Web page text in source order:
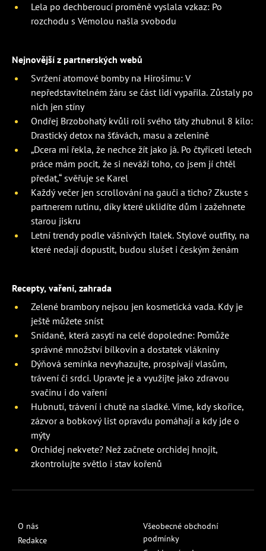
Lela po dechberoucí proměně vyslala vzkaz: Po
rozchodu s Vémolou našla svobodu
Nejnovější z partnerských webů
Svržení atomové bomby na Hirošimu: V
nepředstavitelném žáru se část lidí vypařila. Zůstaly po
nich jen stíny
Ondřej Brzobohatý kvůli roli svého táty zhubnul 8 kilo:
Drastický detox na šťávách, masu a zelenině
„Dcera mi řekla, že nechce žít jako já. Po čtyřiceti letech
práce mám pocit, že si neváží toho, co jsem jí chtěl
předat,“ svěřuje se Karel
Každý večer jen scrollování na gauči a ticho? Zkuste s
partnerem rutinu, díky které uklidíte dům i zažehnete
starou jiskru
Letní trendy podle vášnivých Italek. Stylové outfity, na
které nedají dopustit, budou slušet i českým ženám
Recepty, vaření, zahrada
Zelené brambory nejsou jen kosmetická vada. Kdy je
ještě můžete sníst
Snídaně, která zasytí na celé dopoledne: Pomůže
správné množství bílkovin a dostatek vlákniny
Dýňová semínka nevyhazujte, prospívají vlasům,
trávení či srdci. Upravte je a využijte jako zdravou
svačinu i do vaření
Hubnutí, trávení i chutě na sladké. Víme, kdy skořice,
zázvor a bobkový list opravdu pomáhají a kdy jde o
mýty
Orchidej nekvete? Než začnete orchidej hnojit,
zkontrolujte světlo i stav kořenů
O nás
Redakce
Všeobecné obchodní
podmínky